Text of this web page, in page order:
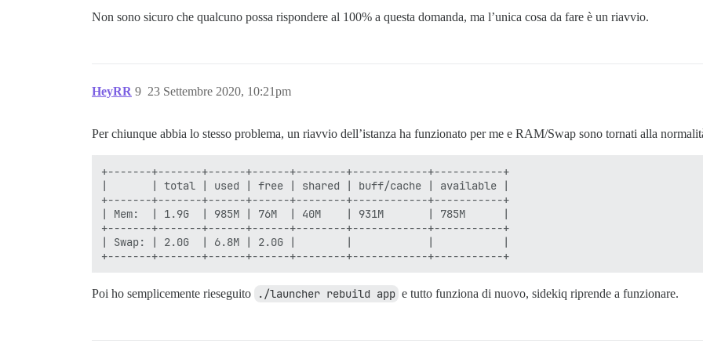
Non sono sicuro che qualcuno possa rispondere al 100% a questa domanda, ma l’unica cosa da fare è un riavvio.
HeyRR 23 Settembre 2020, 10:21pm
9
Per chiunque abbia lo stesso problema, un riavvio dell’istanza ha funzionato per me e RAM/Swap sono tornati alla
+-------+-------+------+------+--------+------------+-----------+
|       | total | used | free | shared | buff/cache | available |
+-------+-------+------+------+--------+------------+-----------+
| Mem:  | 1.9G  | 985M | 76M  | 40M    | 931M       | 785M      |
+-------+-------+------+------+--------+------------+-----------+
| Swap: | 2.0G  | 6.8M | 2.0G |        |            |           |
Poi ho semplicemente rieseguito ./launcher rebuild app e tutto funziona di nuovo, sidekiq riprende a funzionare.